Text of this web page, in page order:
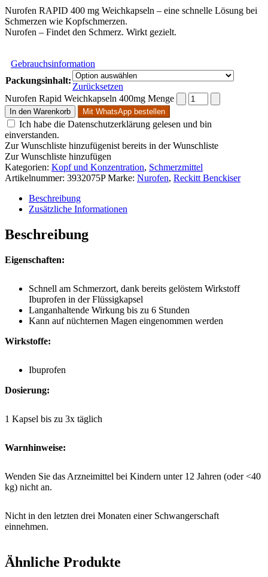
Nurofen RAPID 400 mg Weichkapseln – eine schnelle Lösung bei
Schmerzen wie Kopfschmerzen.
Nurofen – Findet den Schmerz. Wirkt gezielt.
Gebrauchsinformation
Packungsinhalt:
Zurücksetzen
Nurofen Rapid Weichkapseln 400mg Menge
In den Warenkorb Mit WhatsApp bestellen
Ich habe die Datenschutzerklärung gelesen und bin
einverstanden.
Zur Wunschliste hinzufügenist bereits in der Wunschliste
Zur Wunschliste hinzufügen
Kategorien: Kopf und Konzentration, Schmerzmittel
Artikelnummer: 3932075P Marke: Nurofen, Reckitt Benckiser
Beschreibung
Zusätzliche Informationen
Beschreibung
Eigenschaften:
Schnell am Schmerzort, dank bereits gelöstem Wirkstoff
Ibuprofen in der Flüssigkapsel
Langanhaltende Wirkung bis zu 6 Stunden
Kann auf nüchternen Magen eingenommen werden
Wirkstoffe:
Ibuprofen
Dosierung:
1 Kapsel bis zu 3x täglich
Warnhinweise:
Wenden Sie das Arzneimittel bei Kindern unter 12 Jahren (oder <40
kg) nicht an.
Nicht in den letzten drei Monaten einer Schwangerschaft
einnehmen.
Weitere Warnhinweise können Sie der Gebrauchsanweisung
entnehmen.
Ähnliche Produkte